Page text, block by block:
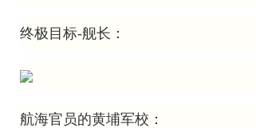
终极目标-舰长：
航海官员的黄埔军校：